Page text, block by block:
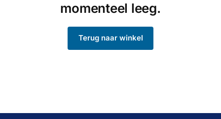
momenteel leeg.
Terug naar winkel